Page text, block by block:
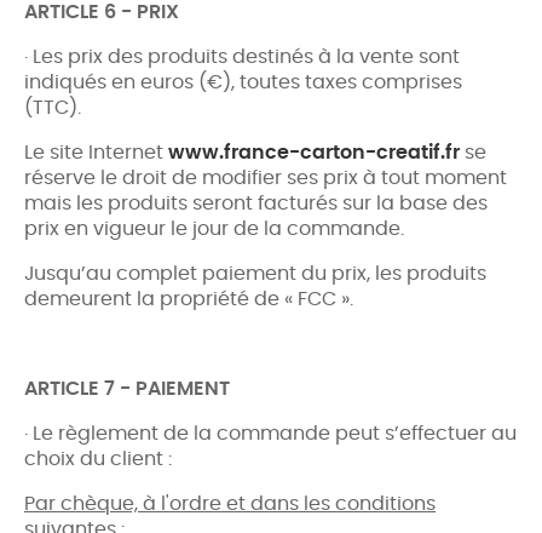
ARTICLE 6 - PRIX
· Les prix des produits destinés à la vente sont
indiqués en euros (€), toutes taxes comprises
(TTC).
Le site Internet www.france-carton-creatif.fr se
réserve le droit de modifier ses prix à tout moment
mais les produits seront facturés sur la base des
prix en vigueur le jour de la commande.
Jusqu’au complet paiement du prix, les produits
demeurent la propriété de « FCC ».
ARTICLE 7 - PAIEMENT
· Le règlement de la commande peut s’effectuer au
choix du client :
Par chèque, à l'ordre et dans les conditions
suivantes :